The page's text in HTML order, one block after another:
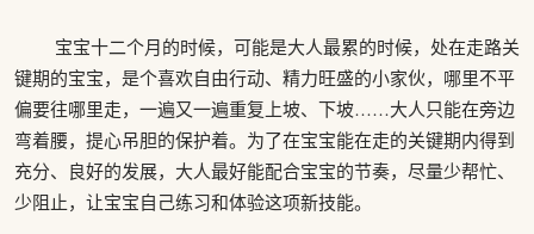
宝宝十二个月的时候，可能是大人最累的时候，处在走路关
键期的宝宝，是个喜欢自由行动、精力旺盛的小家伙，哪里不平
偏要往哪里走，一遍又一遍重复上坡、下坡……大人只能在旁边
弯着腰，提心吊胆的保护着。为了在宝宝能在走的关键期内得到
充分、良好的发展，大人最好能配合宝宝的节奏，尽量少帮忙、
少阻止，让宝宝自己练习和体验这项新技能。